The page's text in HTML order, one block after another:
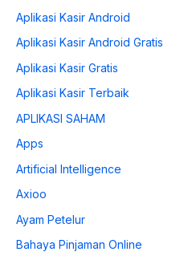
Aplikasi Kasir Android
Aplikasi Kasir Android Gratis
Aplikasi Kasir Gratis
Aplikasi Kasir Terbaik
APLIKASI SAHAM
Apps
Artificial Intelligence
Axioo
Ayam Petelur
Bahaya Pinjaman Online